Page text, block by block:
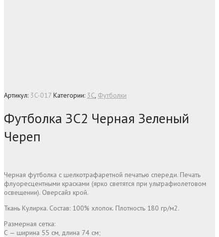
Артикул: 3C-017 Категории: 3C, Футболки
Футболка ЗС2 Черная Зеленый
Череп
Черная футболка с шелкотрафаретной печатью спереди. Печать
флуоресцентными красками (ярко светятся при ультрафиолетовом
освещении). Оверсайз крой.
Ткань Кулирка. Состав: 100% хлопок. Плотность 180 гр/м2.
Размерная сетка:
С — ширина 55 см, длина 74 см;